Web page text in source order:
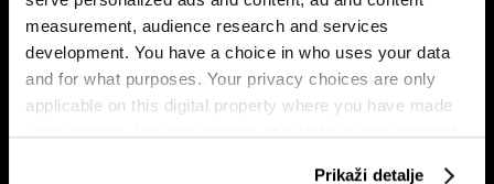
measurement, audience research and services
development. You have a choice in who uses your data
and for what purposes. Your privacy choices are only
applicable on this digital property where you have made
Prikaži detalje
potrošačke, odnosno nenamjenske kredite sa sadašnjih
50.000 KM, tvrdeći da taj prag više ne odgovara rastu
plata i životnih troškova.